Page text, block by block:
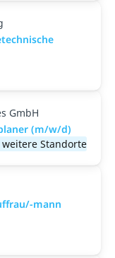
GmbH
(m/w/d)
weitere Standorte
mann